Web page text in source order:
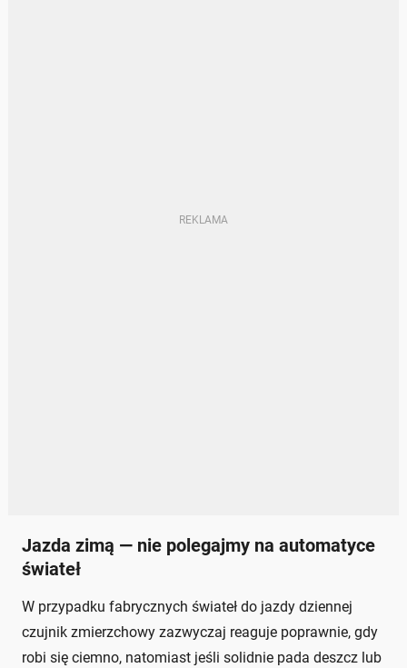
Jazda zimą — nie polegajmy na automatyce
świateł
W przypadku fabrycznych świateł do jazdy dziennej
czujnik zmierzchowy zazwyczaj reaguje poprawnie, gdy
robi się ciemno, natomiast jeśli solidnie pada deszcz lub